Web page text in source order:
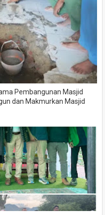
Pembangunan Masjid
dan Makmurkan Masjid